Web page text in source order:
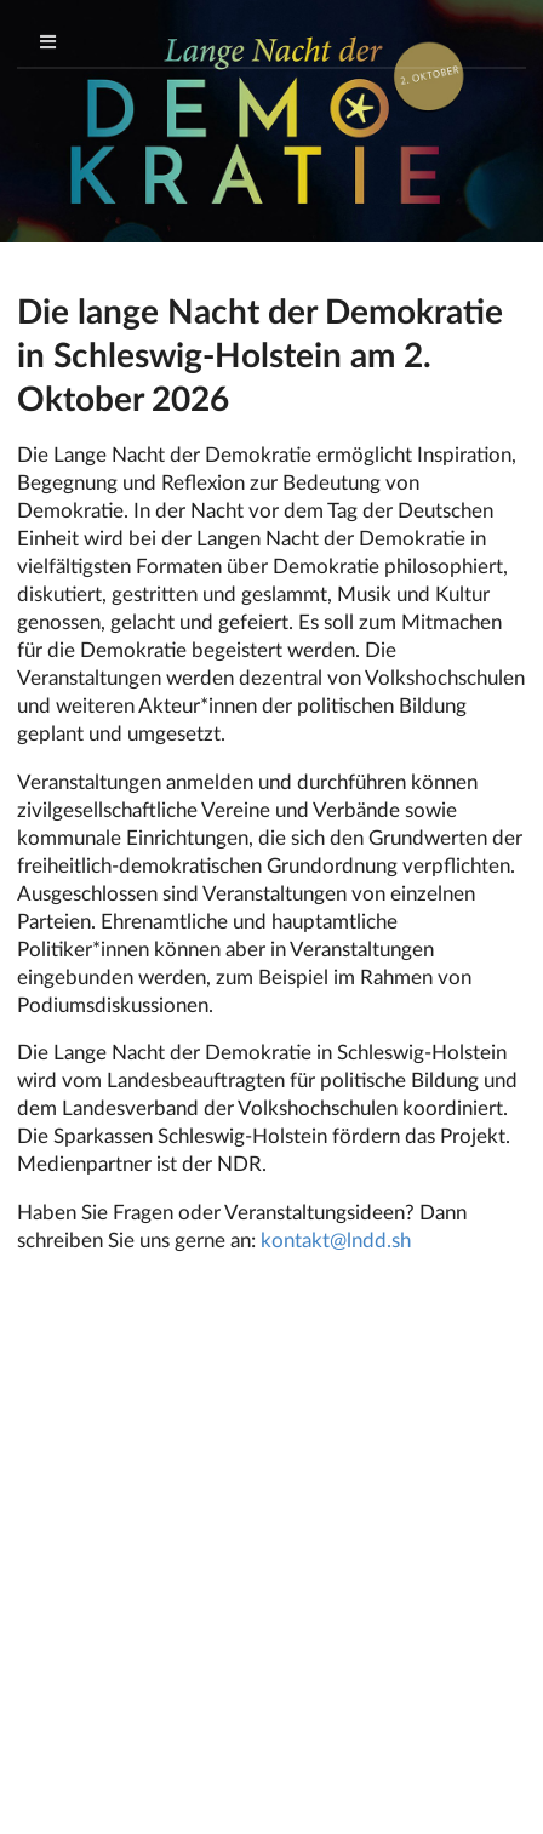
Die lange Nacht der Demokratie
in Schleswig-Holstein am 2.
Oktober 2026
Die Lange Nacht der Demokratie ermöglicht Inspiration,
Begegnung und Reflexion zur Bedeutung von
Demokratie. In der Nacht vor dem Tag der Deutschen
Einheit wird bei der Langen Nacht der Demokratie in
vielfältigsten Formaten über Demokratie philosophiert,
diskutiert, gestritten und geslammt, Musik und Kultur
genossen, gelacht und gefeiert. Es soll zum Mitmachen
für die Demokratie begeistert werden. Die
Veranstaltungen werden dezentral von Volkshochschulen
und weiteren Akteur*innen der politischen Bildung
geplant und umgesetzt.
Veranstaltungen anmelden und durchführen können
zivilgesellschaftliche Vereine und Verbände sowie
kommunale Einrichtungen, die sich den Grundwerten der
freiheitlich-demokratischen Grundordnung verpflichten.
Ausgeschlossen sind Veranstaltungen von einzelnen
Parteien. Ehrenamtliche und hauptamtliche
Politiker*innen können aber in Veranstaltungen
eingebunden werden, zum Beispiel im Rahmen von
Podiumsdiskussionen.
Die Lange Nacht der Demokratie in Schleswig-Holstein
wird vom Landesbeauftragten für politische Bildung und
dem Landesverband der Volkshochschulen koordiniert.
Die Sparkassen Schleswig-Holstein fördern das Projekt.
Medienpartner ist der NDR.
Haben Sie Fragen oder Veranstaltungsideen? Dann
schreiben Sie uns gerne an: kontakt@lndd.sh